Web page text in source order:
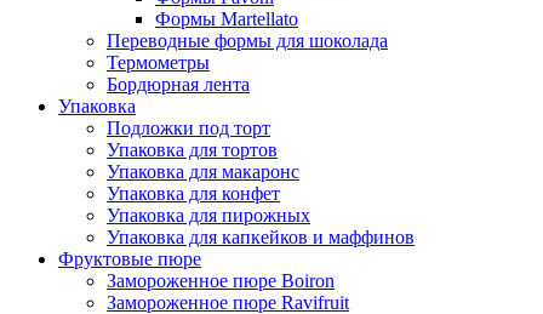
Формы Martellato
Переводные формы для шоколада
Термометры
Бордюрная лента
Упаковка
Подложки под торт
Упаковка для тортов
Упаковка для макаронс
Упаковка для конфет
Упаковка для пирожных
Упаковка для капкейков и маффинов
Фруктовые пюре
Замороженное пюре Boiron
Замороженное пюре Ravifruit